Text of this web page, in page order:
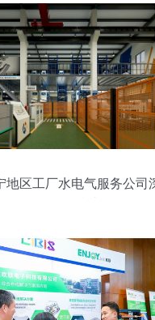
地区工厂水电气服务公司